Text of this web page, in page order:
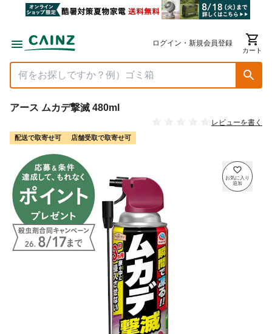
ログイン・新規会員登録
カート
アース ムカデ撃滅 480ml
レビューを書く
配送で取寄せ可 店舗受取で取寄せ可